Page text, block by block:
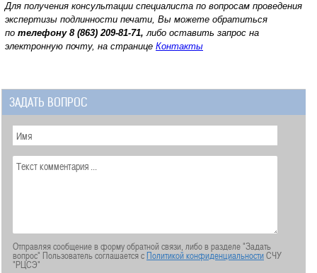
Для получения консультации специалиста по вопросам проведения
экспертизы подлинности печати, Вы можете обратиться
по телефону 8 (863) 209-81-71, либо оставить запрос на
электронную почту, на странице Контакты
ЗАДАТЬ ВОПРОС
Отправляя сообщение в форму обратной связи, либо в разделе "Задать
вопрос" Пользователь соглашается сПолитикой конфиденциальностиСЧУ
"РЦСЭ"